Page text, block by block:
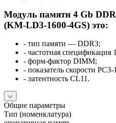
Модуль памяти 4 Gb
(KM-LD3-1600-4GS) это:
- тип памяти — DDR3;
- частотная спецификация
- форм-фактор DIMM;
- показатель скорости PC3-
- латентность CL11.
Общие параметры
Тип (номенклатура)